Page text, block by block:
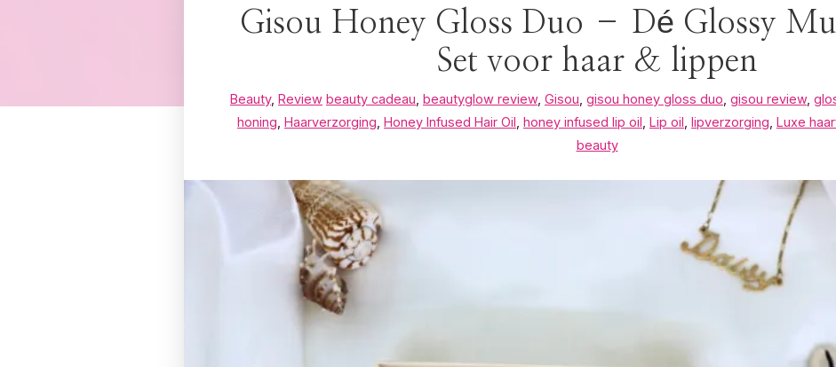
Gisou Honey Gloss Duo – Dé Glossy
Set voor haar & lippen
Beauty, Review beauty cadeau beautyglow review, Gisou gisou honey gloss duo gisou review,
honing Haarverzorging Honey Infused Hair Oil honey infused lip oil Lip oil lipverzorging Luxe
beauty